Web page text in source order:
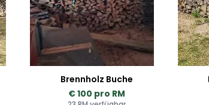
Brennholz Buche
€ 100 pro RM